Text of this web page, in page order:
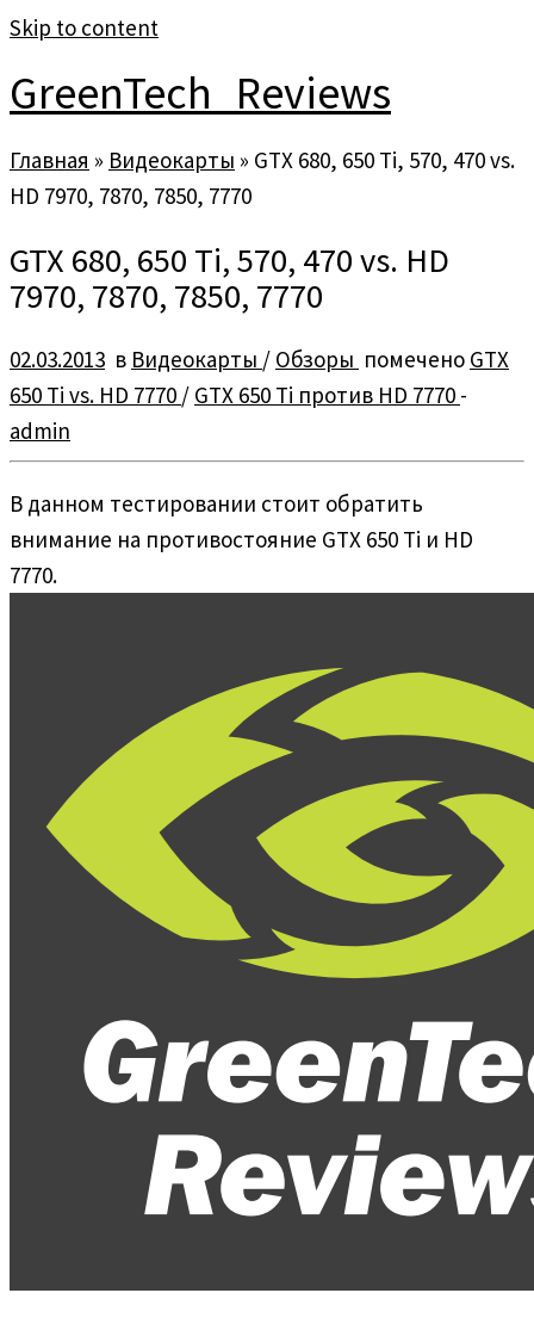
Skip to content
GreenTech_Reviews
Главная » Видеокарты » GTX 680, 650 Ti, 570, 470 vs.
HD 7970, 7870, 7850, 7770
GTX 680, 650 Ti, 570, 470 vs. HD
7970, 7870, 7850, 7770
02.03.2013 в Видеокарты / Обзоры помечено GTX
650 Ti vs. HD 7770 / GTX 650 Ti против HD 7770 -
admin
В данном тестировании стоит обратить
внимание на противостояние GTX 650 Ti и HD
7770.